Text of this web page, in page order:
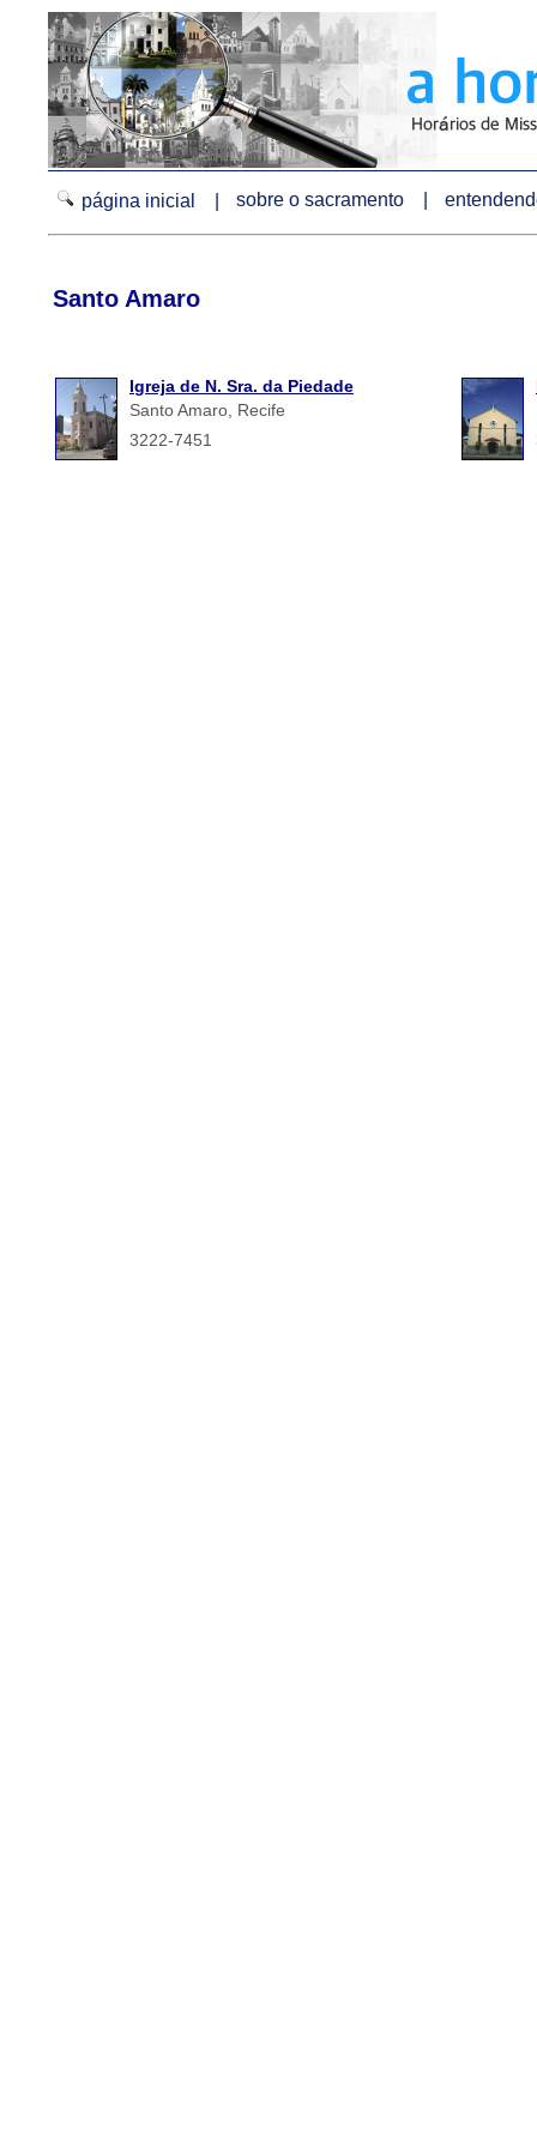
página inicial | sobre o sacramento |
Santo Amaro
Igreja de N. Sra. da Piedade
Santo Amaro, Recife
3222-7451